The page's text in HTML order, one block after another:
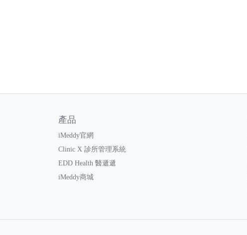
產品
iMeddy官網
Clinic X 診所管理系統
EDD Health 醫遞遞
iMeddy商城